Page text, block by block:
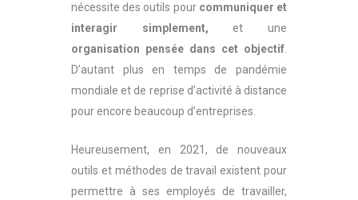
nécessite des outils pour communiquer et
interagir simplement, et une
organisation pensée dans cet objectif
D’autant plus en temps de pandémie
mondiale et de reprise d’activité à distance
pour encore beaucoup d’entreprises.
Heureusement, en 2021, de nouveaux
outils et méthodes de travail existent pour
permettre à ses employés de travailler,